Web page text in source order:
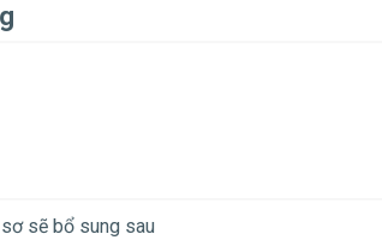
sẽ bổ sung sau